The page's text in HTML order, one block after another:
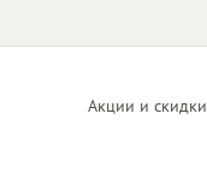
Акции и скидки